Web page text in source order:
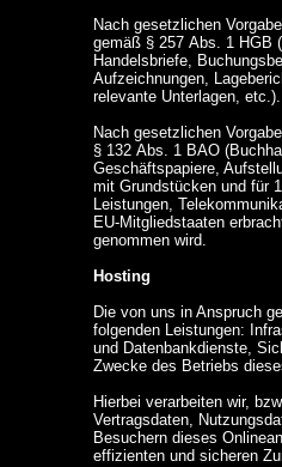
Nach gesetzlichen
gemäß § 257 Abs. 1 HGB
Handelsbriefe,
Aufzeichnungen,
relevante Unterlagen, etc.).
Nach gesetzlichen
§ 132 Abs. 1 BAO
Geschäftspapiere,
mit Grundstücken und für
Leistungen,
EU-Mitgliedstaaten
genommen wird.
Hosting
Die von uns in Anspruch
folgenden Leistungen:
und Datenbankdienste,
Zwecke des Betriebs
Hierbei verarbeiten wir,
Vertragsdaten,
Besuchern dieses
effizienten und sicheren